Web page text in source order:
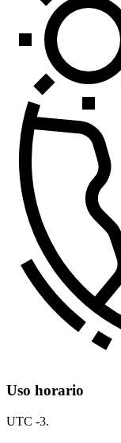
Uso horario
UTC -3.